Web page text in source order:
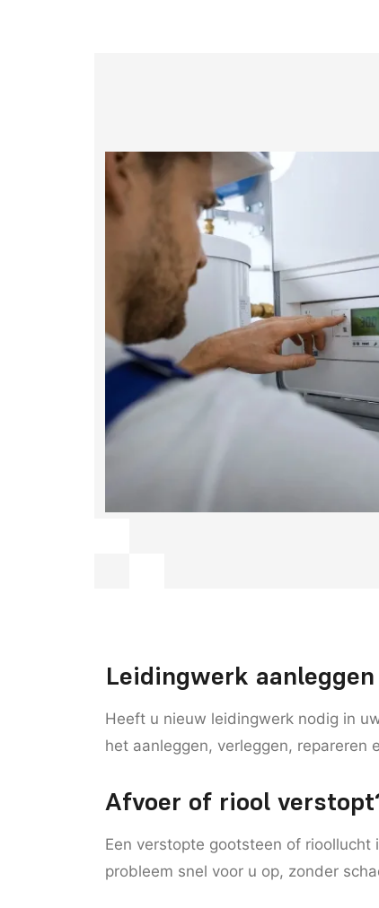
Leidingwerk
Heeft u nieuw leidingwerk nodig in
het aanleggen, verleggen, repareren
Afvoer of riool
Een verstopte gootsteen of
probleem snel voor u op, zonder